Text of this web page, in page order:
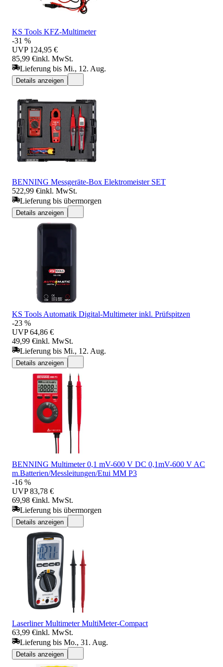
KS Tools KFZ-Multimeter
-31 %
UVP 124,95 €
85,99 €inkl. MwSt.
Lieferung bis Mi., 12. Aug.
Details anzeigen
BENNING Messgeräte-Box Elektromeister SET
522,99 €inkl. MwSt.
Lieferung bis übermorgen
Details anzeigen
KS Tools Automatik Digital-Multimeter inkl. Prüfspitzen
-23 %
UVP 64,86 €
49,99 €inkl. MwSt.
Lieferung bis Mi., 12. Aug.
Details anzeigen
BENNING Multimeter 0,1 mV-600 V DC 0,1mV-600 V AC
m.Batterien/Messleitungen/Etui MM P3
-16 %
UVP 83,78 €
69,98 €inkl. MwSt.
Lieferung bis übermorgen
Details anzeigen
Laserliner Multimeter MultiMeter-Compact
63,99 €inkl. MwSt.
Lieferung bis Mo., 31. Aug.
Details anzeigen